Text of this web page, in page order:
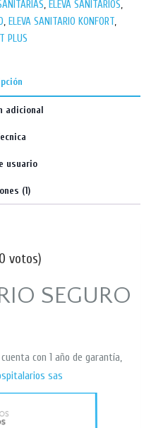
, ELEVA SANITARIOS,
, ELEVA SANITARIO KONFORT,
PLUS
adicional
usuario
(1)
votos)
SEGURO
cuenta con 1 año de garantía,
sas